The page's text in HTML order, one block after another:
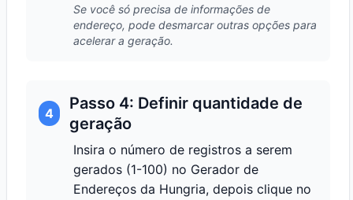
Se você só precisa de informações de
endereço, pode desmarcar outras opções para
acelerar a geração.
4
Passo 4: Definir quantidade de
geração
Insira o número de registros a serem
gerados (1-100) no Gerador de
Endereços da Hungria, depois clique no